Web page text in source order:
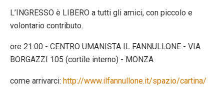
L’INGRESSO è LIBERO a tutti gli amici, con piccolo e
volontario contributo.
ore 21:00 - CENTRO UMANISTA IL FANNULLONE - VIA
BORGAZZI 105 (cortile interno) - MONZA
come arrivarci: http://www.ilfannullone.it/spazio/cartina/